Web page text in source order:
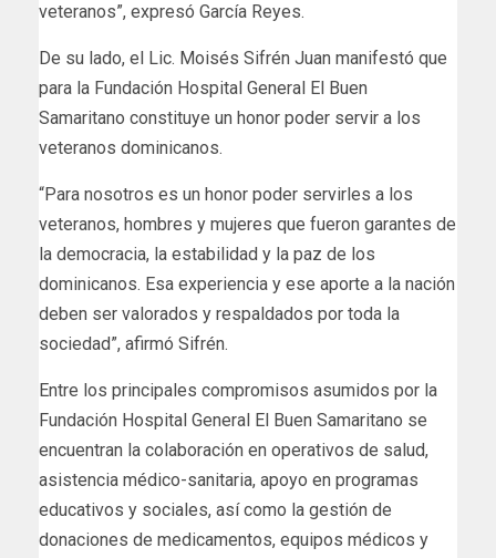
veteranos”, expresó García Reyes.
De su lado, el Lic. Moisés Sifrén Juan manifestó que
para la Fundación Hospital General El Buen
Samaritano constituye un honor poder servir a los
veteranos dominicanos.
“Para nosotros es un honor poder servirles a los
veteranos, hombres y mujeres que fueron garantes de
la democracia, la estabilidad y la paz de los
dominicanos. Esa experiencia y ese aporte a la nación
deben ser valorados y respaldados por toda la
sociedad”, afirmó Sifrén.
Entre los principales compromisos asumidos por la
Fundación Hospital General El Buen Samaritano se
encuentran la colaboración en operativos de salud,
asistencia médico-sanitaria, apoyo en programas
educativos y sociales, así como la gestión de
donaciones de medicamentos, equipos médicos y